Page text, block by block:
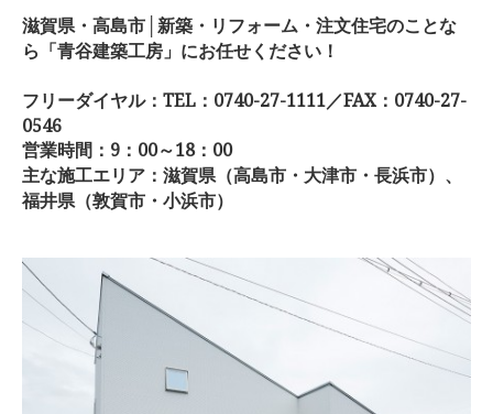
イベント
よくある質問
ライブラリー
ブログ
会社案内
滋賀県・高島市│新築・リフォーム・注文住宅のことな
ら「青谷建築工房」にお任せください！
フリーダイヤル：TEL：0740-27-1111／FAX：0740-27-
0546
営業時間：9：00～18：00
主な施工エリア：滋賀県（高島市・大津市・長浜市）、
福井県（敦賀市・小浜市）